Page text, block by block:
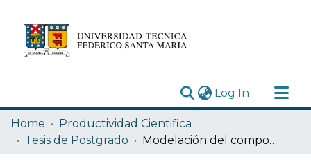
Log In (current)
Research Outputs
Statistics
Home
Productividad Cientifica
Tesis de Postgrado
Modelación del comportamiento en vuelo de partículas de WC-10Co-4Cr y posterior análisis teórico del efecto en las propiedades y resistencia al desgaste abrasivo de recubrimientos fabricados por HVOF